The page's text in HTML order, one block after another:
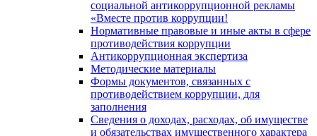
социальной антикоррупционной рекламы
«Вместе против коррупции!
Нормативные правовые и иные акты в сфере
противодействия коррупции
Антикоррупционная экспертиза
Методические материалы
Формы документов, связанных с
противодействием коррупции, для
заполнения
Сведения о доходах, расходах, об имуществе
и обязательствах имущественного характера